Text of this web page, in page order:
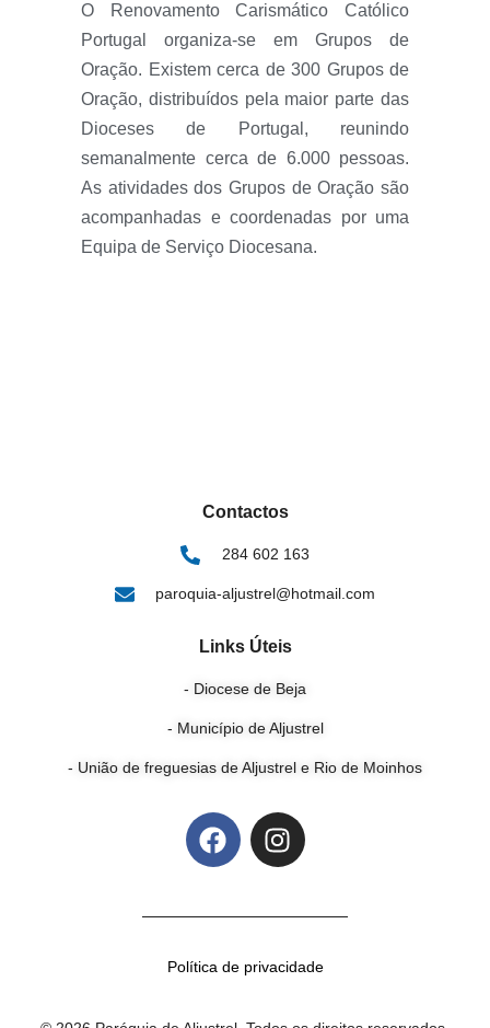
O Renovamento Carismático Católico
Portugal organiza-se em Grupos de
Oração. Existem cerca de 300 Grupos de
Oração, distribuídos pela maior parte das
Dioceses de Portugal, reunindo
semanalmente cerca de 6.000 pessoas.
As atividades dos Grupos de Oração são
acompanhadas e coordenadas por uma
Equipa de Serviço Diocesana.
Contactos
284 602 163
paroquia-aljustrel@hotmail.com
Links Úteis
- Diocese de Beja
- Município de Aljustrel
- União de freguesias de Aljustrel e Rio de Moinhos
Política de privacidade